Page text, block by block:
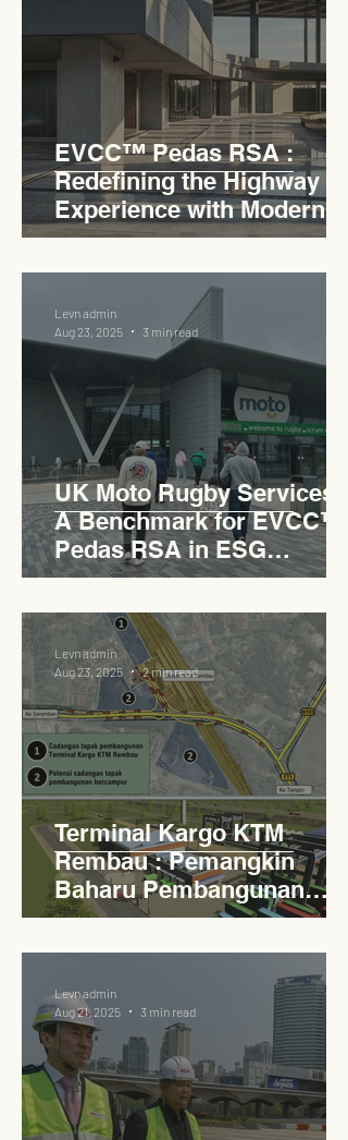
EVCC™ Pedas RSA :
Redefining the Highway
Experience with Modern
Industrial Charm
UK Moto Rugby Services :
A Benchmark for EVCC™
Pedas RSA in ESG
Roadside Development
Levn admin
Aug 23, 2025
3 min read
Terminal Kargo KTM
Rembau : Pemangkin
Baharu Pembangunan
Lestari Daerah
Levn admin
Aug 23, 2025
2 min read
Levn admin
Aug 21, 2025
3 min read